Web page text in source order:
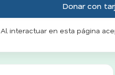
Donar con
Al interactuar en esta página